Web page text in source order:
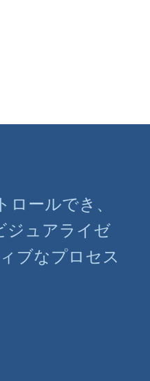
ールでき、
ジュアライゼ
ブなプロセス